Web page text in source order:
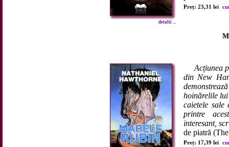
detalii ...
Preț: 23,31 lei
Acțiunea
din New
hoinărelile
caietele sale
printre
interesant,
de piatră
Preț: 17,39 lei